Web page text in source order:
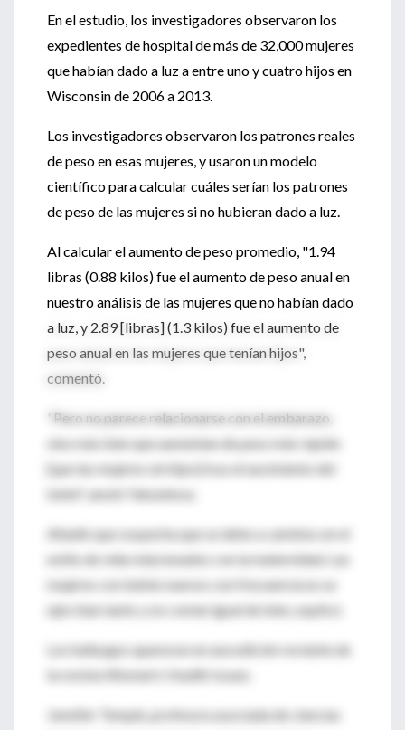
En el estudio, los investigadores observaron los
expedientes de hospital de más de 32,000 mujeres
que habían dado a luz a entre uno y cuatro hijos en
Wisconsin de 2006 a 2013.
Los investigadores observaron los patrones reales
de peso en esas mujeres, y usaron un modelo
científico para calcular cuáles serían los patrones
de peso de las mujeres si no hubieran dado a luz.
Al calcular el aumento de peso promedio, "1.94
libras (0.88 kilos) fue el aumento de peso anual en
nuestro análisis de las mujeres que no habían dado
a luz, y 2.89 [libras] (1.3 kilos) fue el aumento de
peso anual en las mujeres que tenían hijos",
comentó.
"Pero no parece relacionarse con el embarazo,
sino más bien que aumentan de peso más rápido
[que las mujeres sin hijos] tras el nacimiento del
bebé", anotó Yakusheva.
Añadió que sospecha que se debe a cambios en el
estilo de vida relacionados con la maternidad. Las
mujeres con bebés nuevos con frecuencia no se
ejercitan tanto y no comen igual de bien, explicó.
Los hallazgos aparecen en una edición reciente de
la revista Women's Health Issues.
Jennifer Temple, profesora asociada de ciencias